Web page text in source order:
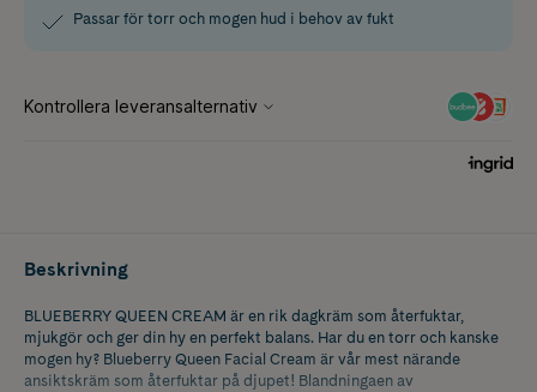
Passar för torr och mogen hud i behov av fukt
Beskrivning
BLUEBERRY QUEEN CREAM är en rik dagkräm som återfuktar,
mjukgör och ger din hy en perfekt balans. Har du en torr och kanske
mogen hy? Blueberry Queen Facial Cream är vår mest närande
ansiktskräm som återfuktar på djupet! Blandningaen av